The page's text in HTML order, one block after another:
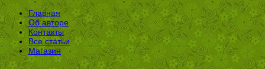
Главная
Об авторе
Контакты
Все статьи
Магазин